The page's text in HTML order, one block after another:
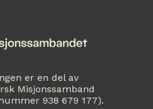
er en del av
Misjonssamband
938 679 177).